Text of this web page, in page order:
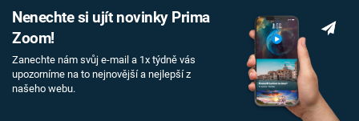
Nenechte si ujít novinky Prima
Zoom!
Zanechte nám svůj e-mail a 1x týdně vás
upozorníme na to nejnovější a nejlepší z
našeho webu.